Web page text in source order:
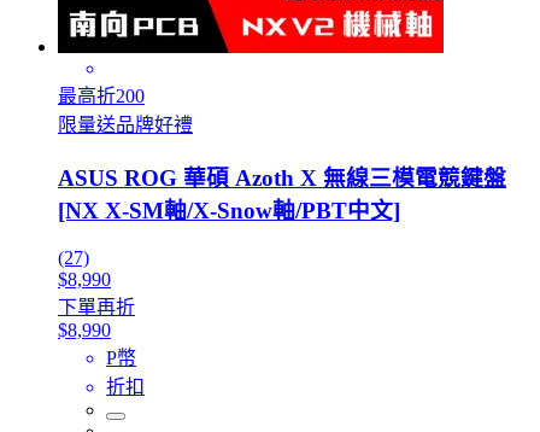
最高折200
限量送品牌好禮
ASUS ROG 華碩 Azoth X 無線三模電競鍵盤
[NX X-SM軸/X-Snow軸/PBT中文]
(27)
$8,990
下單再折
$8,990
P幣
折扣